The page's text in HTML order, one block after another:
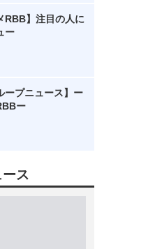
RBB】注目の人に
ー
ープニュース】ー
ー
ス